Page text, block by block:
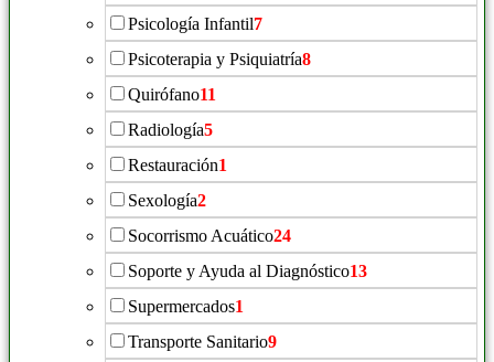
Psicología Infantil7
Psicoterapia y Psiquiatría8
Quirófano11
Radiología5
Restauración1
Sexología2
Socorrismo Acuático24
Soporte y Ayuda al Diagnóstico13
Supermercados1
Transporte Sanitario9